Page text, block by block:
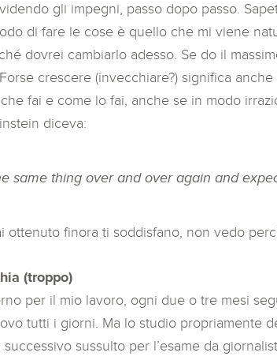
gli impegni, passo dopo passo.
di fare le cose è quello che mi viene
dovrei cambiarlo adesso. Se do il
crescere (invecchiare?) significa
fai e come lo fai, anche se in modo
diceva:
same thing over and over again and
ottenuto finora ti soddisfano, non vedo
(troppo)
per il mio lavoro, ogni due o tre mesi
tutti i giorni. Ma lo studio propriamente
sussulto per l’esame da